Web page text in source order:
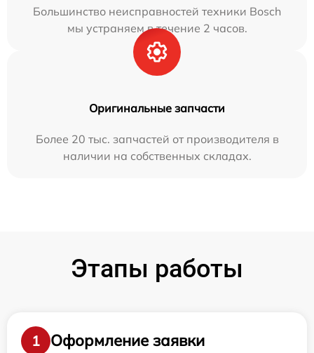
Большинство неисправностей техники Bosch
мы устраняем в течение 2 часов.
Оригинальные запчасти
Более 20 тыс. запчастей от производителя в
наличии на собственных складах.
Этапы работы
1
Оформление заявки